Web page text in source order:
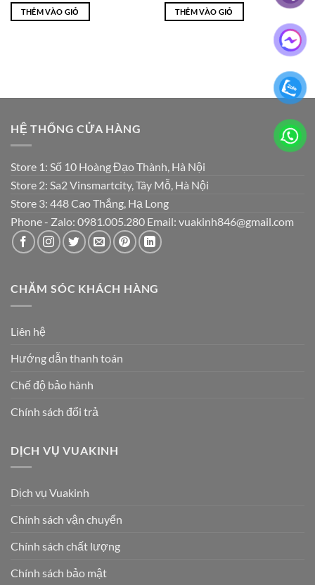
là:
₫450,000.
THÊM VÀO GIỎ
là:
₫525,000.
₫350,000.
THÊM VÀO GIỎ
HỆ THỐNG CỬA HÀNG
Store 1: Số 10 Hoàng Đạo Thành, Hà Nội
Store 2: Sa2 Vinsmartcity, Tây Mỗ, Hà Nội
Store 3: 448 Cao Thắng, Hạ Long
Phone - Zalo: 0981.005.280 Email: vuakinh846@gmail.com
CHĂM SÓC KHÁCH HÀNG
Liên hệ
Hướng dẫn thanh toán
Chế độ bảo hành
Chính sách đổi trả
DỊCH VỤ VUAKINH
Dịch vụ Vuakinh
Chính sách vận chuyển
Chính sách chất lượng
Chính sách bảo mật